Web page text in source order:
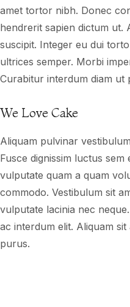
amet tortor nibh. Donec
hendrerit sapien dictum ut.
suscipit. Integer eu dui
ultrices semper. Morbi
Curabitur interdum diam ut
We Love Cake
Aliquam pulvinar
Fusce dignissim luctus sem
vulputate quam a quam
commodo. Vestibulum sit
vulputate lacinia nec
ac interdum elit. Aliquam
purus.